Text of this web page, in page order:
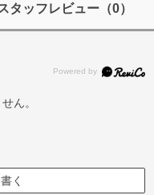
タッフレビュー（0）
ん。
く